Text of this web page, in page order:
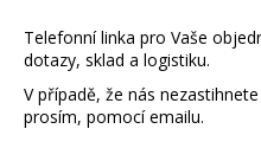
Telefonní linka pro Vaše
dotazy, sklad a logistiku.
V případě, že nás
prosím, pomocí emailu.
b
u
j
e